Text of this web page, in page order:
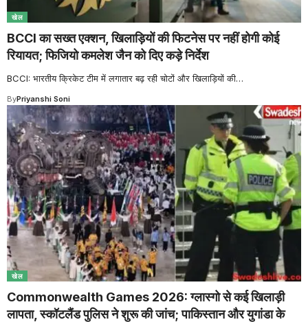
खेल
BCCI का सख्त एक्शन, खिलाड़ियों की फिटनेस पर नहीं होगी कोई
रियायत; फिजियो कमलेश जैन को दिए कड़े निर्देश
BCCI: भारतीय क्रिकेट टीम में लगातार बढ़ रही चोटों और खिलाड़ियों की…
ByPriyanshi Soni
खेल
Commonwealth Games 2026: ग्लास्गो से कई खिलाड़ी
लापता, स्कॉटलैंड पुलिस ने शुरू की जांच; पाकिस्तान और युगांडा के